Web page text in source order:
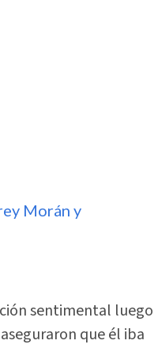
Morán y
sentimental luego
que él iba